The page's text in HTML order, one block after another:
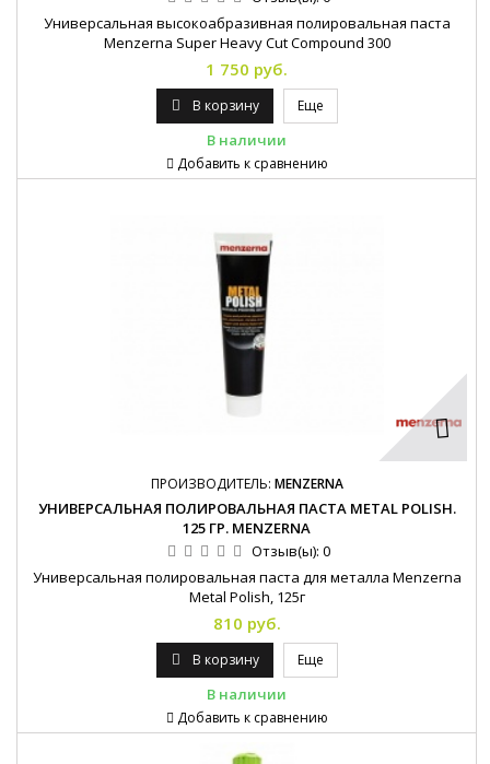
Универсальная высокоабразивная полировальная паста
Menzerna Super Heavy Cut Compound 300
1 750 руб.
В корзину Еще
В наличии
Добавить к сравнению
ПРОИЗВОДИТЕЛЬ: MENZERNA
УНИВЕРСАЛЬНАЯ ПОЛИРОВАЛЬНАЯ ПАСТА METAL POLISH.
125 ГР. MENZERNA
Отзыв(ы): 0
Универсальная полировальная паста для металла Menzerna
Metal Polish, 125г
810 руб.
В корзину Еще
В наличии
Добавить к сравнению